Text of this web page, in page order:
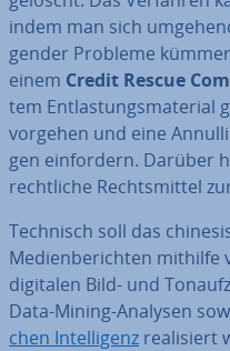
indem man sich
gen­der Probleme
einem Credit Rescue
tem Ent­las­tungs­ma­te­ri­al
vorgehen und eine
gen ein­for­dern. Darüber
recht­li­che Rechts­mit­tel
Technisch soll das
Me­di­en­be­rich­ten mithilfe
digitalen Bild- und
Data-Mining-Analysen
chen In­tel­li­genz rea­li­siert